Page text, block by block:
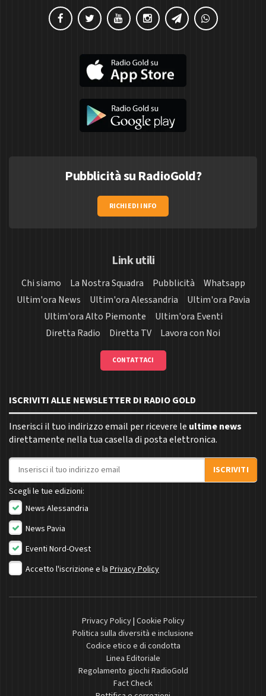
Pubblicità su RadioGold?
RICHIEDI INFO
Link utili
Chi siamo La Nostra Squadra Pubblicità
Whatsapp
Ultim'ora News
Ultim'ora Alessandria
Ultim'ora Pavia
Ultim'ora Alto Piemonte
Ultim'ora Eventi
Diretta Radio
Diretta TV Lavora con Noi
CONTATTACI
ISCRIVITI ALLE NEWSLETTER DI RADIO GOLD
Inserisci il tuo indirizzo email per ricevere le ultime news
direttamente nella tua casella di posta elettronica.
Indirizzo email
ISCRIVITI
Scegli le tue edizioni:
News Alessandria
News Pavia
Eventi Nord-Ovest
Accetto l'iscrizione e la Privacy Policy
Privacy Policy| Cookie Policy
Politica sulla diversità e inclusione
Codice etico e di condotta
Linea Editoriale
Regolamento giochi RadioGold
Fact Check